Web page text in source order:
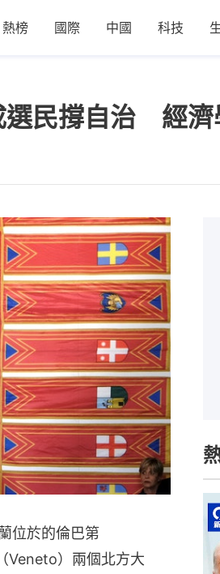
熱榜 國際 中國 科技
民撐自治 經濟
位於的倫巴第
Veneto）兩個北方大